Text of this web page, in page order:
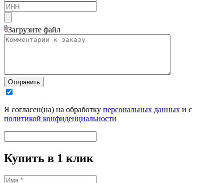
Загрузите файл
Отправить
Я согласен(на) на обработку персональных данных и с
политикой конфиденциальности
Купить в 1 клик